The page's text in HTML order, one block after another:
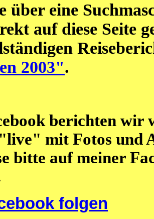
über eine
auf diese Seite
2003".
berichten wir
mit Fotos und
bitte auf meiner
folgen